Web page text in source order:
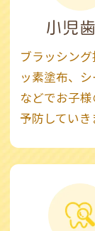
小児
ブラッシン
ッ素塗布、
などでお子
予防していき